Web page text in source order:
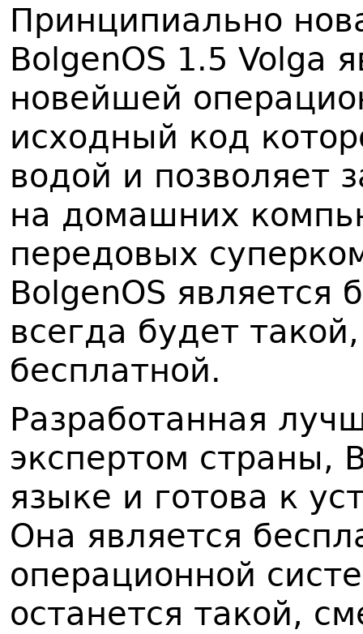
Принципиально
BolgenOS 1.5 Volga
новейшей
исходный код
водой и позволяет
на домашних
передовых
BolgenOS
всегда будет
бесплатной.
Разработанная
экспертом страны,
языке и готова к
Она является
операционной
останется такой,